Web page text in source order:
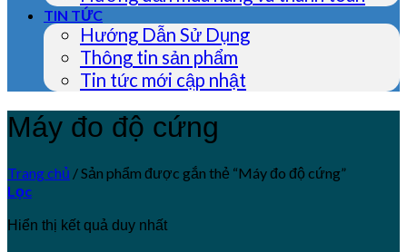
TIN TỨC
Hướng Dẫn Sử Dụng
Thông tin sản phẩm
Tin tức mới cập nhật
Máy đo độ cứng
Trang chủ /Sản phẩm được gắn thẻ “Máy đo độ cứng”
Lọc
Hiển thị kết quả duy nhất